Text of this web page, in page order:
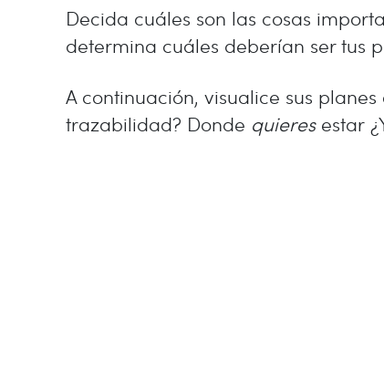
Decida cuáles son las cosas
determina cuáles deberían ser tus
A continuación, visualice sus
trazabilidad? Donde quieresestar